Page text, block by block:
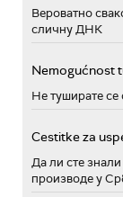
Вероватно
сличну ДНК
Nemogućnost
Не туширате се
Cestitke za
Да ли сте
производе у